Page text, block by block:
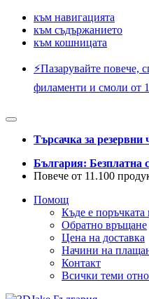
към навигацията
към съдържанието
към кошницата
⚡️Пазарувайте повече,
филаменти и смоли от
Търсачка за резервни
България: Безплатна
Повече от 11.100
Помощ
Къде е поръчката
Обратно връщане
Цена на доставка
Начини на
Контакт
Всички теми